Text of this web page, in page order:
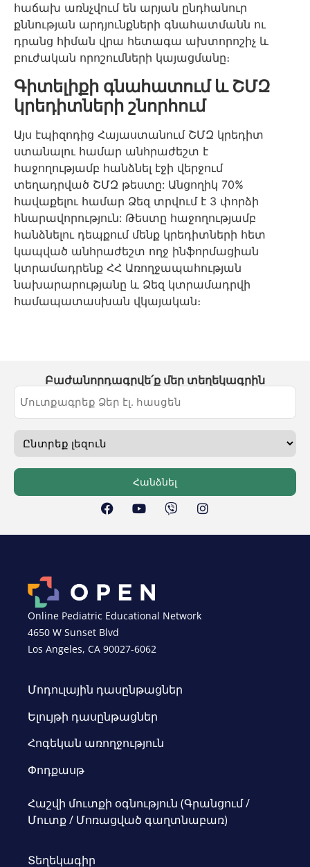
հաճախ առնչվում են արյան ընդհանուր
քննության արդյունքների գնահատմանն ու
դրանց հիման վրա հետագա ախտորոշիչ և
բուժական որոշումների կայացմանը։
Գիտելիքի գնահատում և ՇՄԶ
կրեդիտների շնորհում
Այս էպիզոդից Հայաստանում ՇՄԶ կրեդիտ
ստանալու համար անհրաժեշտ է
հաջողությամբ հանձնել էջի վերջում
տեղադրված ՇՄԶ թեստը: Անցողիկ 70%
հավաքելու համար Ձեզ տրվում է 3 փորձի
հնարավորություն: Թեստը հաջողությամբ
հանձնելու դեպքում մենք կրեդիտների հետ
կապված անհրաժեշտ ողջ ինֆորմացիան
կտրամադրենք ՀՀ Առողջապահության
նախարարությանը և Ձեզ կտրամադրվի
համապատասխան վկայական։
Բաժանորդագրվե՛ք մեր տեղեկագրին
Հանձնել
Online Pediatric Educational Network
4650 W Sunset Blvd
Los Angeles, CA 90027-6062
Մոդուլային դասընթացներ
Ելույթի դասընթացներ
Հոգեկան առողջություն
Փոդքասթ
Հաշվի մուտքի օգնություն (Գրանցում /
Մուտք / Մոռացված գաղտնաբառ)
Տեղեկագիր